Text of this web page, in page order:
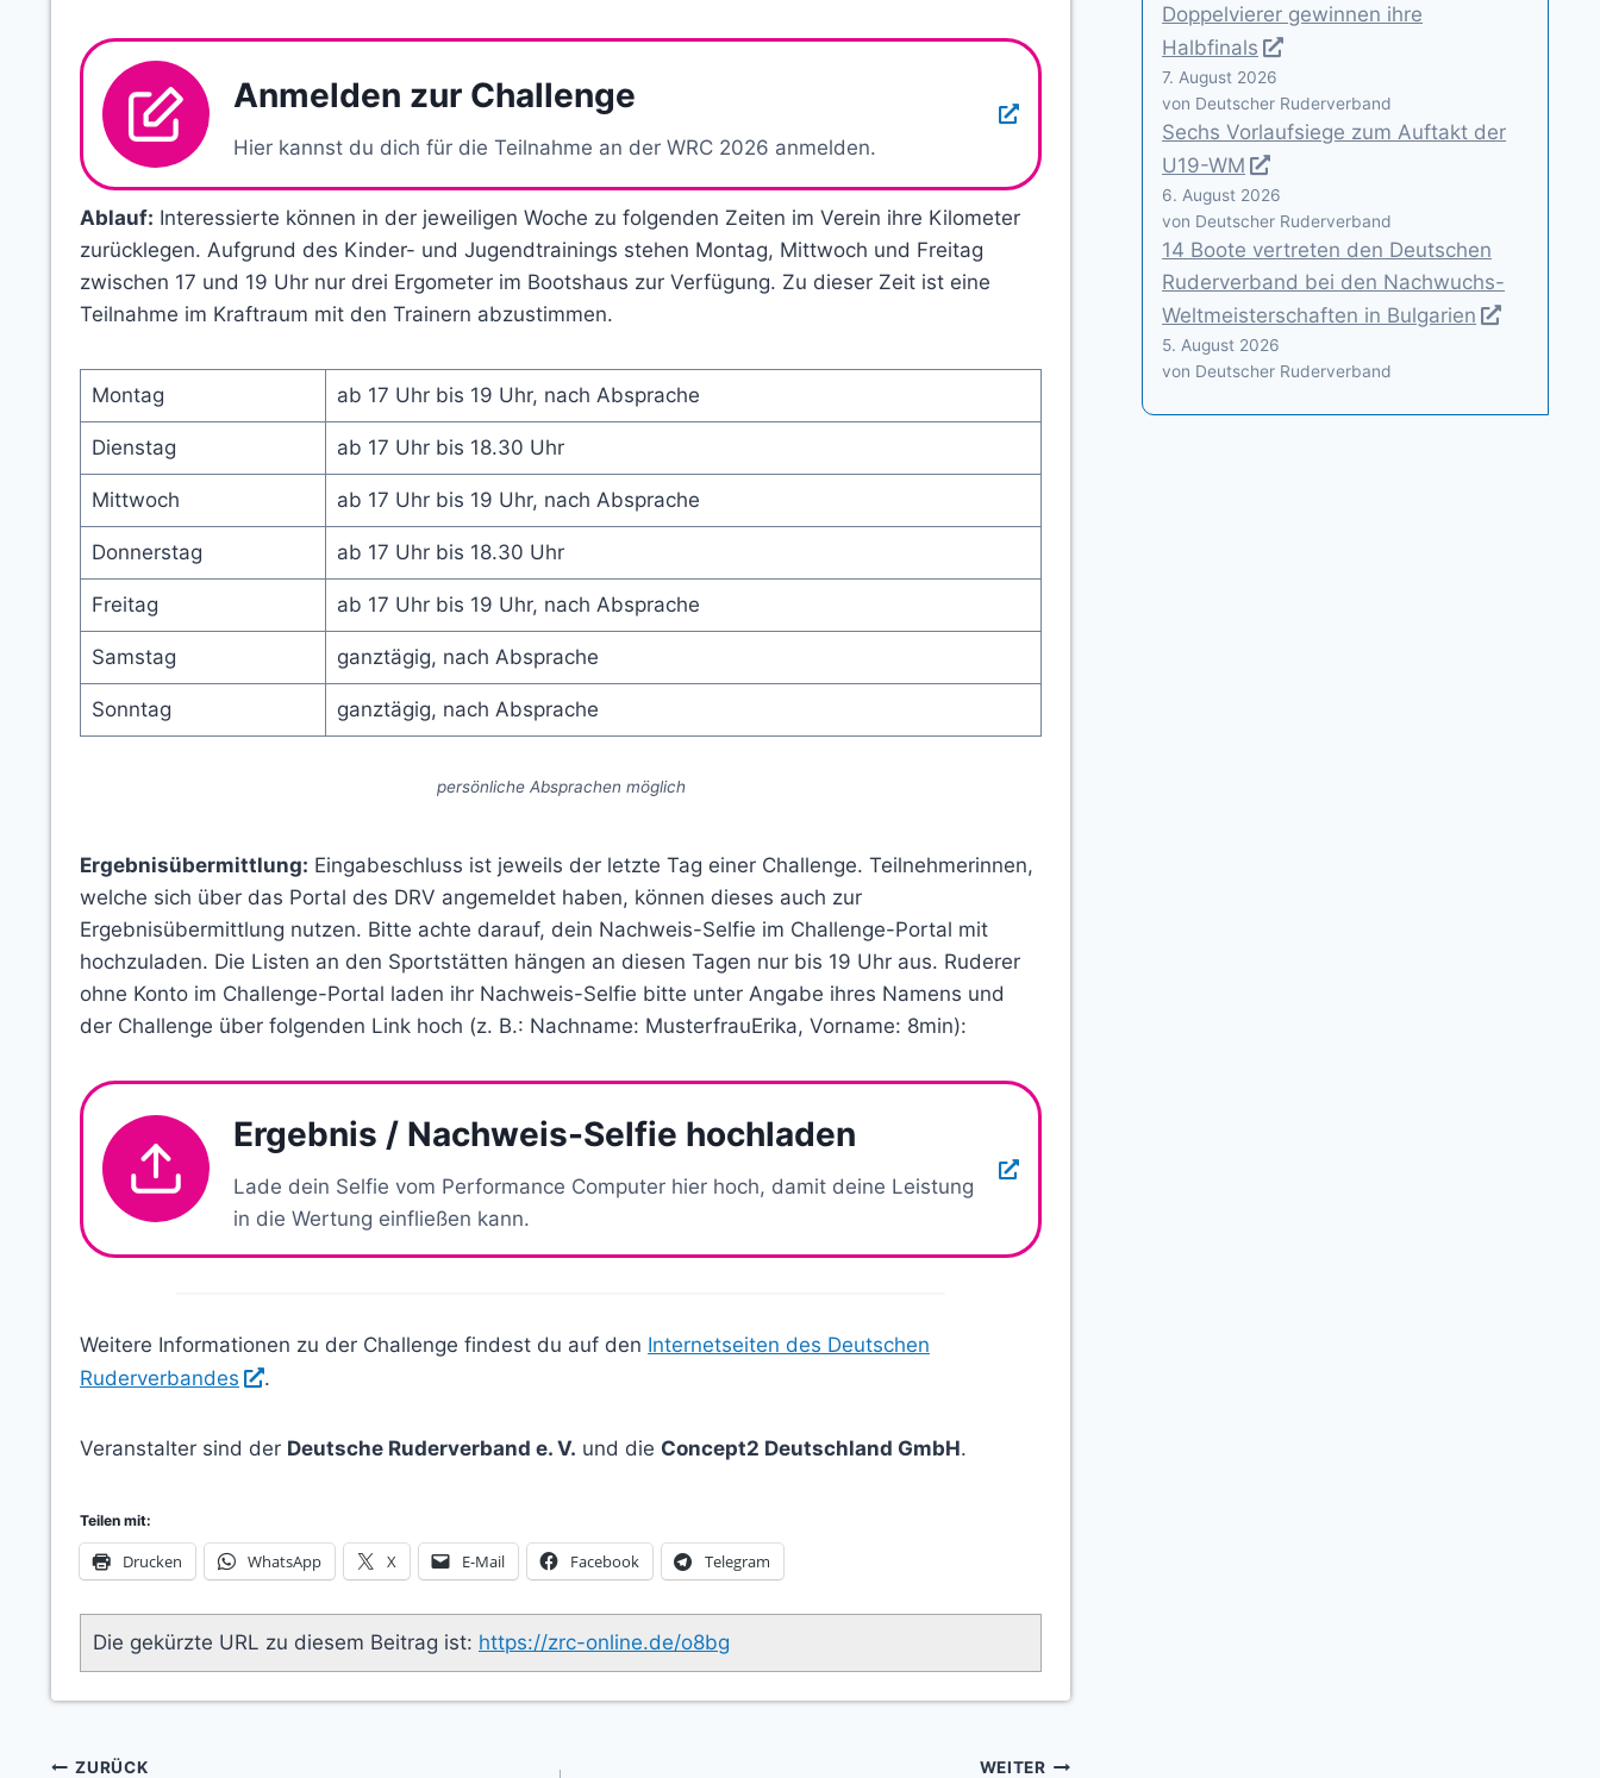
Anmelden zur Challenge
Hier kannst du dich für die Teilnahme an der WRC 2026 anmelden.
Ablauf: Interessierte können in der jeweiligen Woche zu folgenden Zeiten im Verein ihre Kilometer
zurücklegen. Aufgrund des Kinder- und Jugendtrainings stehen Montag, Mittwoch und Freitag
zwischen 17 und 19 Uhr nur drei Ergometer im Bootshaus zur Verfügung. Zu dieser Zeit ist eine
Teilnahme im Kraftraum mit den Trainern abzustimmen.
Montag ab 17 Uhr bis 19 Uhr, nach Absprache
Dienstag ab 17 Uhr bis 18.30 Uhr
Mittwoch ab 17 Uhr bis 19 Uhr, nach Absprache
Donnerstag ab 17 Uhr bis 18.30 Uhr
Freitag ab 17 Uhr bis 19 Uhr, nach Absprache
Samstag ganztägig, nach Absprache
Sonntag ganztägig, nach Absprache
persönliche Absprachen möglich
Ergebnisübermittlung: Eingabeschluss ist jeweils der letzte Tag einer Challenge. Teilnehmerinnen,
welche sich über das Portal des DRV angemeldet haben, können dieses auch zur
Ergebnisübermittlung nutzen. Bitte achte darauf, dein Nachweis-Selfie im Challenge-Portal mit
hochzuladen. Die Listen an den Sportstätten hängen an diesen Tagen nur bis 19 Uhr aus. Ruderer
ohne Konto im Challenge-Portal laden ihr Nachweis-Selfie bitte unter Angabe ihres Namens und
der Challenge über folgenden Link hoch (z. B.: Nachname: MusterfrauErika, Vorname: 8min):
Ergebnis / Nachweis-Selfie hochladen
Lade dein Selfie vom Performance Computer hier hoch, damit deine Leistung
in die Wertung einfließen kann.
Weitere Informationen zu der Challenge findest du auf den Internetseiten des Deutschen
Ruderverbandes
.
Veranstalter sind der Deutsche Ruderverband e. V. und die Concept2 Deutschland GmbH.
Teilen mit:
Drucken WhatsApp X E-Mail Facebook Telegram
Die gekürzte URL zu diesem Beitrag ist: https://zrc-online.de/o8bg
ZURÜCK WEITER
Doppelvierer gewinnen ihre
Halbfinals
7. August 2026
von Deutscher Ruderverband
Sechs Vorlaufsiege zum Auftakt der
U19-WM
6. August 2026
von Deutscher Ruderverband
14 Boote vertreten den Deutschen
Ruderverband bei den Nachwuchs-
Weltmeisterschaften in Bulgarien
5. August 2026
von Deutscher Ruderverband